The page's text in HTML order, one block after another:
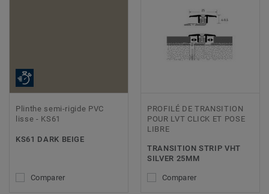
Plinthe semi-rigide PVC
lisse - KS61
KS61 DARK BEIGE
Comparer
PROFILÉ DE TRANSITION
POUR LVT CLICK ET POSE
LIBRE
TRANSITION STRIP VHT
SILVER 25MM
Comparer